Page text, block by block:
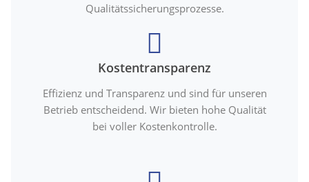
Qualitätssicherungsprozesse.
Kostentransparenz
Effizienz und Transparenz und sind für unseren
Betrieb entscheidend. Wir bieten hohe Qualität
bei voller Kostenkontrolle.